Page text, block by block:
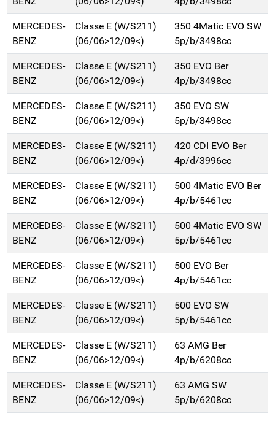
MERCEDES-
BENZ
Classe E (W/S211)
(06/06>12/09<)
350 4Matic EVO SW
5p/b/3498cc
MERCEDES-
BENZ
Classe E (W/S211)
(06/06>12/09<)
350 EVO Ber
4p/b/3498cc
MERCEDES-
BENZ
Classe E (W/S211)
(06/06>12/09<)
350 EVO SW
5p/b/3498cc
MERCEDES-
BENZ
Classe E (W/S211)
(06/06>12/09<)
420 CDI EVO Ber
4p/d/3996cc
MERCEDES-
BENZ
Classe E (W/S211)
(06/06>12/09<)
500 4Matic EVO Ber
4p/b/5461cc
MERCEDES-
BENZ
Classe E (W/S211)
(06/06>12/09<)
500 4Matic EVO SW
5p/b/5461cc
MERCEDES-
BENZ
Classe E (W/S211)
(06/06>12/09<)
500 EVO Ber
4p/b/5461cc
MERCEDES-
BENZ
Classe E (W/S211)
(06/06>12/09<)
500 EVO SW
5p/b/5461cc
MERCEDES-
BENZ
Classe E (W/S211)
(06/06>12/09<)
63 AMG Ber
4p/b/6208cc
MERCEDES-
BENZ
Classe E (W/S211)
(06/06>12/09<)
63 AMG SW
5p/b/6208cc